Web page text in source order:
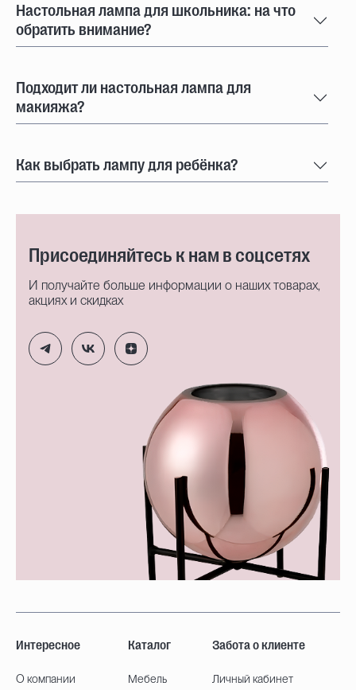
Настольная лампа для школьника: на что
обратить внимание?
Подходит ли настольная лампа для
макияжа?
Как выбрать лампу для ребёнка?
Присоединяйтесь к нам в соцсетях
И получайте больше информации о наших товарах,
акциях и скидках
Интересное
О компании
Каталог
Мебель
Забота о клиенте
Личный кабинет